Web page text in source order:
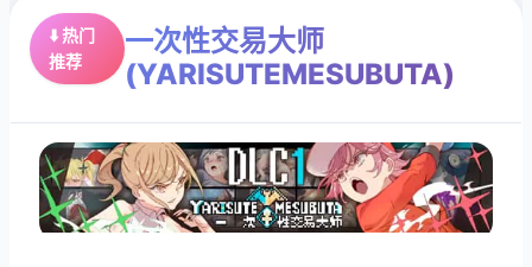
⬇️ 热门
推荐
一次性交易大师
(YARISUTEMESUBUTA)